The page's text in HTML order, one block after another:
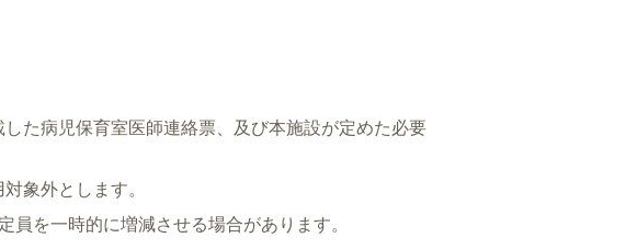
た病児保育室医師連絡票、及び本施設が定めた必要
象外とします。
を一時的に増減させる場合があります。